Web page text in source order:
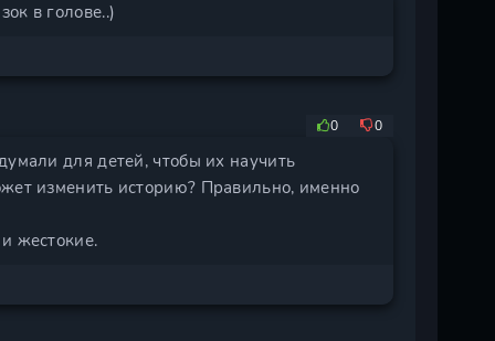
в голове..)
0 0
для детей, чтобы их научить
изменить историю? Правильно, именно
жестокие.